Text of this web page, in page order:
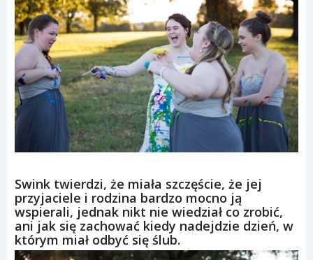
Swink twierdzi, że miała szczęście, że jej
przyjaciele i rodzina bardzo mocno ją
wspierali, jednak nikt nie wiedział co zrobić,
ani jak się zachować kiedy nadejdzie dzień, w
którym miał odbyć się ślub.